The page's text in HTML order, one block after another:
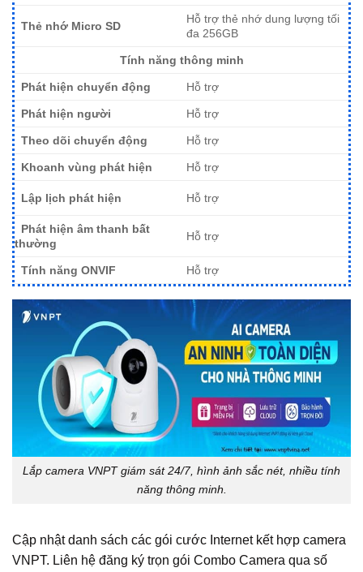
Thẻ nhớ Micro SD
Hỗ trợ thẻ nhớ dung lượng tối
đa 256GB
Tính năng thông minh
Phát hiện chuyển động Hỗ trợ
Phát hiện người Hỗ trợ
Theo dõi chuyển động Hỗ trợ
Khoanh vùng phát hiện Hỗ trợ
Lập lịch phát hiện Hỗ trợ
Phát hiện âm thanh bất
thường
Hỗ trợ
Tính năng ONVIF Hỗ trợ
Lắp camera VNPT giám sát 24/7, hình ảnh sắc nét, nhiều tính
năng thông minh.
Cập nhật danh sách các gói cước Internet kết hợp camera
VNPT. Liên hệ đăng ký trọn gói Combo Camera qua số